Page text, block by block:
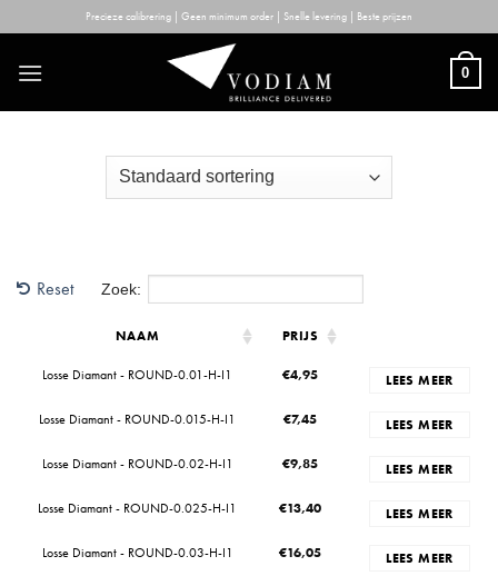
to
content
Precieze calibrering | Geen minimum order | Snelle levering | Beste prijzen
0
Reset Zoek:
NAAM PRIJS
Losse Diamant - ROUND-0.01-H-I1 €4,95 LEES MEER
Losse Diamant - ROUND-0.015-H-I1 €7,45 LEES MEER
Losse Diamant - ROUND-0.02-H-I1 €9,85 LEES MEER
Losse Diamant - ROUND-0.025-H-I1 €13,40 LEES MEER
Losse Diamant - ROUND-0.03-H-I1 €16,05 LEES MEER